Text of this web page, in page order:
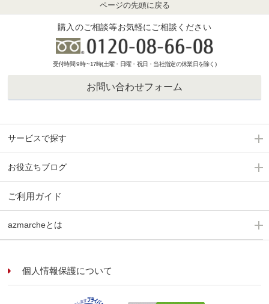
ページの先頭に戻る
購入のご相談等お気軽にご相談ください
受付時間 9時 ~17時(土曜・日曜・祝日・当社指定の休業日を除く)
お問い合わせフォーム
サービスで探す
お役立ちブログ
ご利用ガイド
azmarcheとは
個人情報保護について